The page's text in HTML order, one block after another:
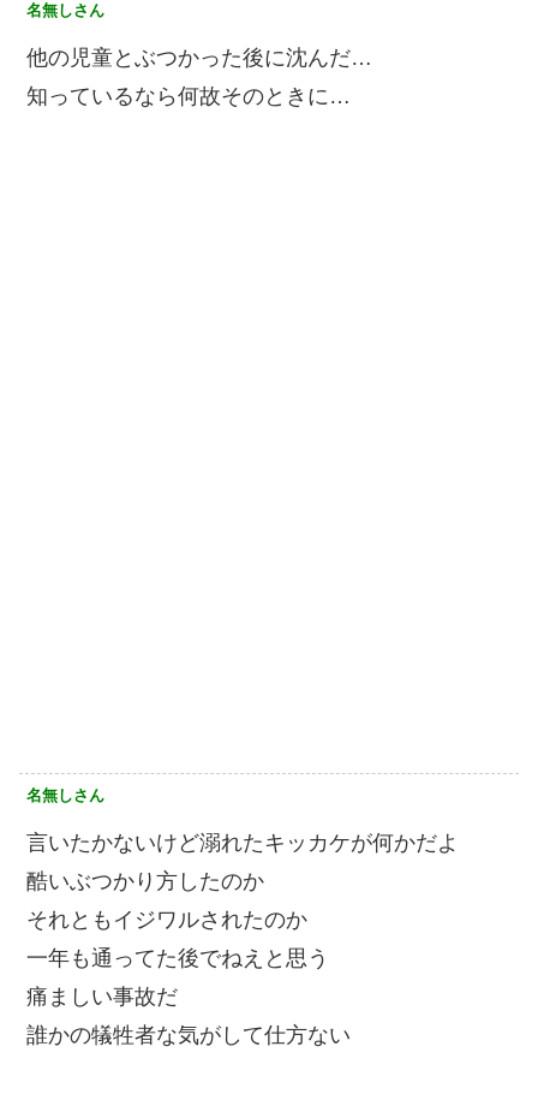
名無しさん
他の児童とぶつかった後に沈んだ…
知っているなら何故そのときに…
名無しさん
言いたかないけど溺れたキッカケが何かだよ
酷いぶつかり方したのか
それともイジワルされたのか
一年も通ってた後でねえと思う
痛ましい事故だ
誰かの犠牲者な気がして仕方ない